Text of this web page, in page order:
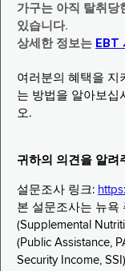
가구는 아직 탈취
있습니다.
상세한 정보는 EBT
여러분의 혜택을 지
는 방법을 알아보십
오.
귀하의 의견을 알려
설문조사 링크:
본 설문조사는 뉴욕
(Supplemental
(Public Assistance,
Security Income,